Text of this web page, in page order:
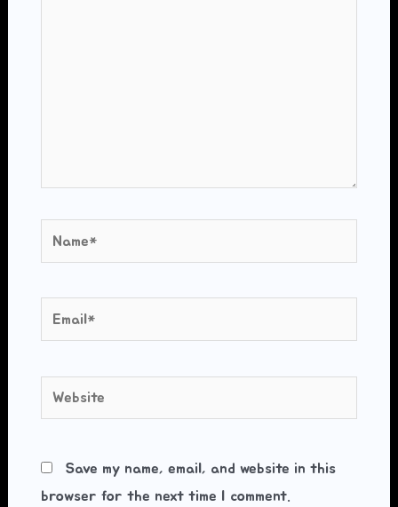
Name*
Email*
Website
Save my name, email, and website in this
browser for the next time I comment.